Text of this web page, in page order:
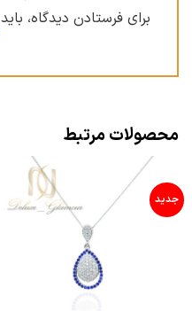
برای فرستادن دیدگاه، باید
محصولات مرتبط
جدید